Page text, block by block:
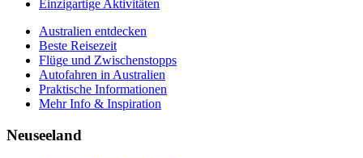
Einzigartige Aktivitäten
Australien entdecken
Beste Reisezeit
Flüge und Zwischenstopps
Autofahren in Australien
Praktische Informationen
Mehr Info & Inspiration
Neuseeland